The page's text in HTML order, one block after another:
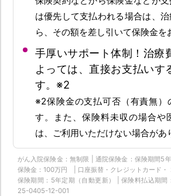
は優先して支払われる場合は、
ら、その額を差し引いて保険金を
手厚いサポート体制！治療
よっては、直接お支払いす
す。※2
※2保険金の支払可否（有責無）
す。また、保険料未収の場合や
は、ご利用いただけない場合があ
がん入院保険金：無制限 | 通院保険金：保険期間5
保険金：100万円 | 口座振替・クレジットカード・
保険期間：5年定期（自動更新） | 保険料払込期間
25-0405-12-001